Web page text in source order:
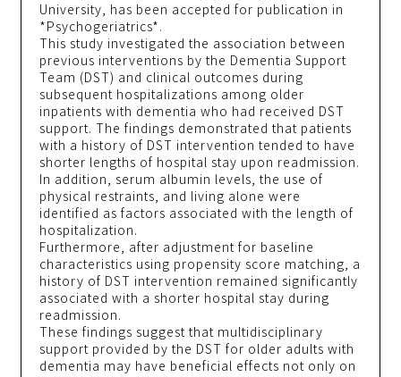
University, has been accepted for publication in
*Psychogeriatrics*.
This study investigated the association between
previous interventions by the Dementia Support
Team (DST) and clinical outcomes during
subsequent hospitalizations among older
inpatients with dementia who had received DST
support. The findings demonstrated that patients
with a history of DST intervention tended to have
shorter lengths of hospital stay upon readmission.
In addition, serum albumin levels, the use of
physical restraints, and living alone were
identified as factors associated with the length of
hospitalization.
Furthermore, after adjustment for baseline
characteristics using propensity score matching, a
history of DST intervention remained significantly
associated with a shorter hospital stay during
readmission.
These findings suggest that multidisciplinary
support provided by the DST for older adults with
dementia may have beneficial effects not only on